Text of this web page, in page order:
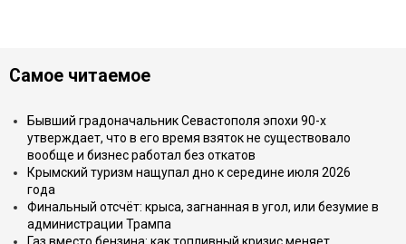
Самое читаемое
Бывший градоначальник Севастополя эпохи 90-х
утверждает, что в его время взяток не существовало
вообще и бизнес работал без откатов
Крымский туризм нащупал дно к середине июля 2026
года
Финальный отсчёт: крыса, загнанная в угол, или безумие в
администрации Трампа